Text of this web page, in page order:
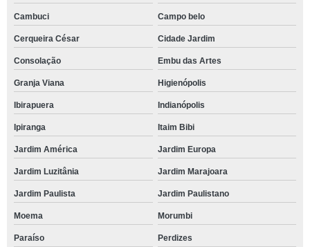
empresa de treinamento empresarial Panorama
onde fazer treinamento de trabalho em equipe Altos Caucaia - Caucaia Alto
treinamento empresarial agendar Butantã
onde fazer treinamento empresarial emocional São Paulo
treinamento empresarial emocional marcar Jardim Paulistano
onde fazer treinamento coaching empresarial Alphaville Conde II
treinamento emocional para empresa marcar Consolação
Cambuci Campo belo
Cerqueira César Cidade Jardim
Consolação Embu das Artes
Granja Viana Higienópolis
Ibirapuera Indianópolis
Ipiranga Itaim Bibi
Jardim América Jardim Europa
Jardim Luzitânia Jardim Marajoara
Jardim Paulista Jardim Paulistano
Moema Morumbi
Paraíso Perdizes